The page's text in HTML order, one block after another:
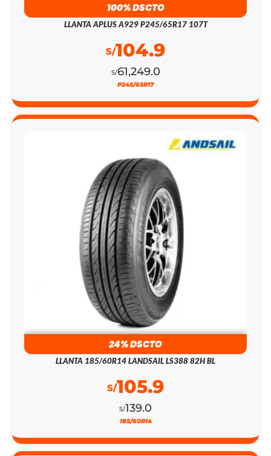
100% DSCTO
LLANTA APLUS A929 P245/65R17 107T
S/61,249.0
S/104.9
P245/65R17
24% DSCTO
LLANTA 185/60R14 LANDSAIL LS388 82H BL
S/139.0
S/105.9
185/60R14